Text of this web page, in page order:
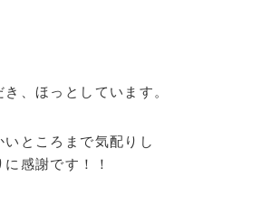
、ほっとしています。
いところまで気配りし
感謝です！！